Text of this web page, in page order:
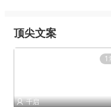
顶尖文案
1
 千启